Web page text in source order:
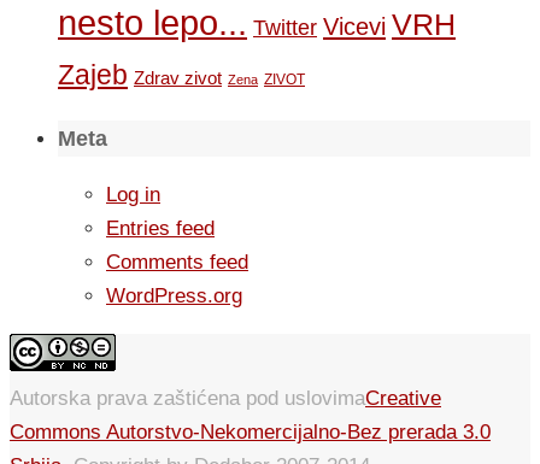
nesto lepo... Twitter Vicevi VRH
Zajeb Zdrav zivot Zena ZIVOT
Meta
Log in
Entries feed
Comments feed
WordPress.org
Autorska prava zaštićena pod uslovimaCreative
Commons Autorstvo-Nekomercijalno-Bez prerada 3.0